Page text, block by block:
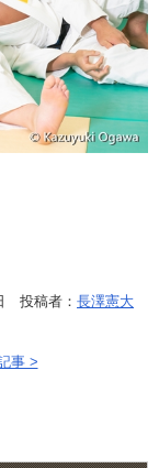
投稿者： 長澤憲大
事 >